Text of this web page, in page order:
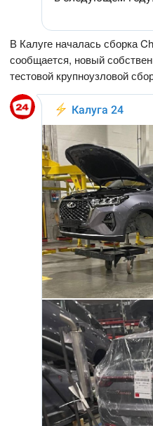
В Калуге началась сборка
сообщается, новый
тестовой крупноузловой